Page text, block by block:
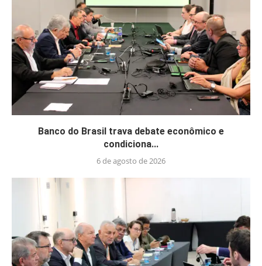
Banco do Brasil trava debate econômico e
condiciona...
6 de agosto de 2026